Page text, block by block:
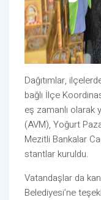
Dağıtımlar,
bağlı İlçe
eş zamanlı olarak
(AVM), Yoğurt
Mezitli Bankalar
stantlar kuruldu.
Vatandaşlar da
Belediyesi’ne